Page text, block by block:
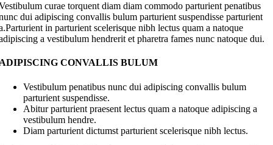
curae torquent diam diam commodo parturient penatibus
dui adipiscing convallis bulum parturient suspendisse parturient
in parturient scelerisque nibh lectus quam a natoque
a vestibulum hendrerit et pharetra fames nunc natoque dui.
CONVALLIS BULUM
Vestibulum penatibus nunc dui adipiscing convallis bulum
parturient suspendisse.
Abitur parturient praesent lectus quam a natoque adipiscing a
vestibulum hendre.
Diam parturient dictumst parturient scelerisque nibh lectus.